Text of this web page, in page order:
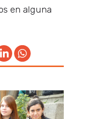
en alguna